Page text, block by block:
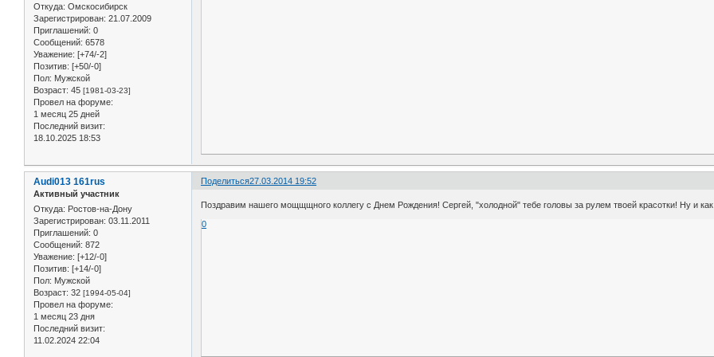
Откуда: Омскосибирск
Зарегистрирован: 21.07.2009
Приглашений: 0
Сообщений: 6578
Уважение: [+74/-2]
Позитив: [+50/-0]
Пол: Мужской
Возраст: 45 [1981-03-23]
Провел на форуме:
1 месяц 25 дней
Последний визит:
18.10.2025 18:53
Поделиться27.03.2014 19:52
Audi013 161rus
Активный участник
Откуда: Ростов-на-Дону
Зарегистрирован: 03.11.2011
Приглашений: 0
Сообщений: 872
Уважение: [+12/-0]
Позитив: [+14/-0]
Пол: Мужской
Возраст: 32 [1994-05-04]
Провел на форуме:
1 месяц 23 дня
Последний визит:
11.02.2024 22:04
Поздравим нашего мощщщного коллегу с Днем Рождения! Сергей, "холодной" тебе головы за рулем твоей красотки! Ну и как
0